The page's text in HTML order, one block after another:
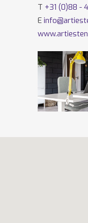
T +31 (0)88 -
E
Volg ons ook